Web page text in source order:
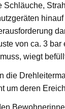
von ca. 3
wiegt
die
um deren